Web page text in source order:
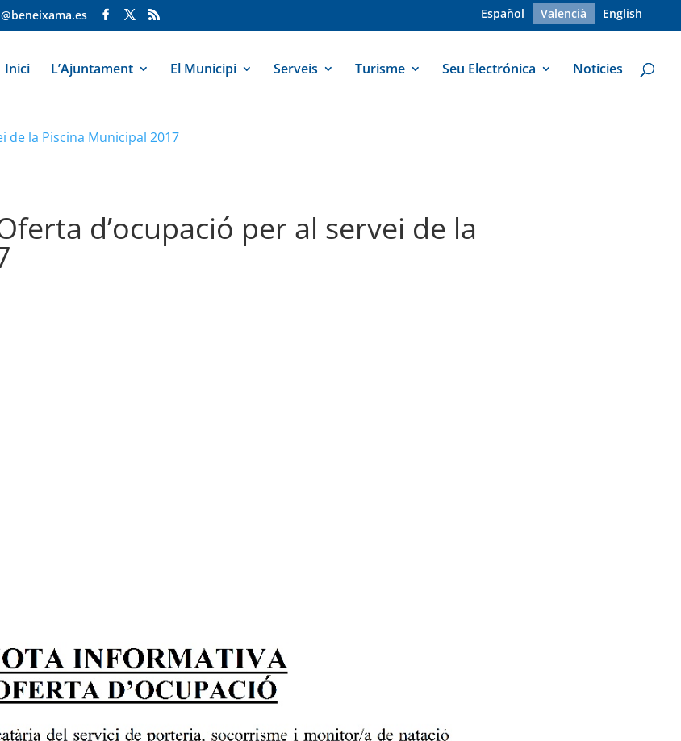
Español Valencià English
Inici L’Ajuntament El Municipi Serveis Turisme Seu Electrónica Noticies
de la Piscina Municipal 2017
d’ocupació per al servei de la